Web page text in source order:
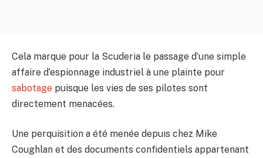
Cela marque pour la Scuderia le passage d’une simple
affaire d’espionnage industriel à une plainte pour
sabotage puisque les vies de ses pilotes sont
directement menacées.
Une perquisition a été menée depuis chez Mike
Coughlan et des documents confidentiels appartenant